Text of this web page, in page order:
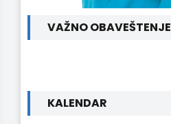
VAŽNO OBAVEŠTENJE
KALENDAR